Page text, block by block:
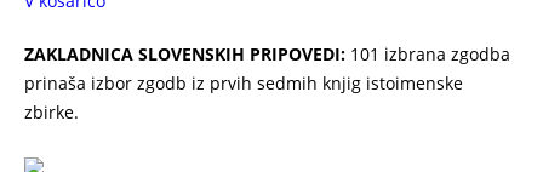
ZAKLADNICA SLOVENSKIH PRIPOVEDI: 101 izbrana zgodba
prinaša izbor zgodb iz prvih sedmih knjig istoimenske
zbirke.